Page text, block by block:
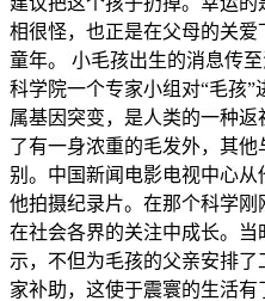
相很怪，也正是在父母的关
童年。 小毛孩出生的消息传
科学院一个专家小组对“毛孩
属基因突变，是人类的一种
了有一身浓重的毛发外，其
别。中国新闻电影电视中心
他拍摄纪录片。在那个科学
在社会各界的关注中成长。
示，不但为毛孩的父亲安排了
家补助，这使于震寰的生活